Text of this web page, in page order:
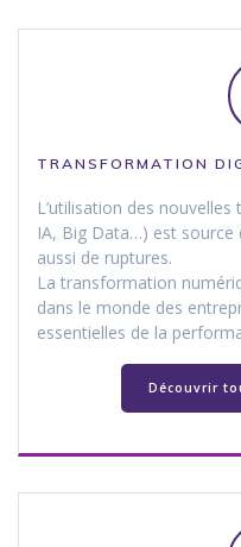
TRANSFORMATION
L’utilisation des
IA, Big Data…) est source
aussi de ruptures.
La transformation
dans le monde des
essentielles de la
Découvrir